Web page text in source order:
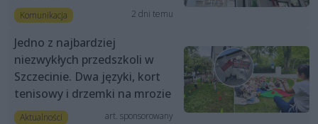
Komunikacja 2 dni temu
Jedno z najbardziej
niezwykłych przedszkoli w
Szczecinie. Dwa języki, kort
tenisowy i drzemki na mrozie
Aktualności art. sponsorowany